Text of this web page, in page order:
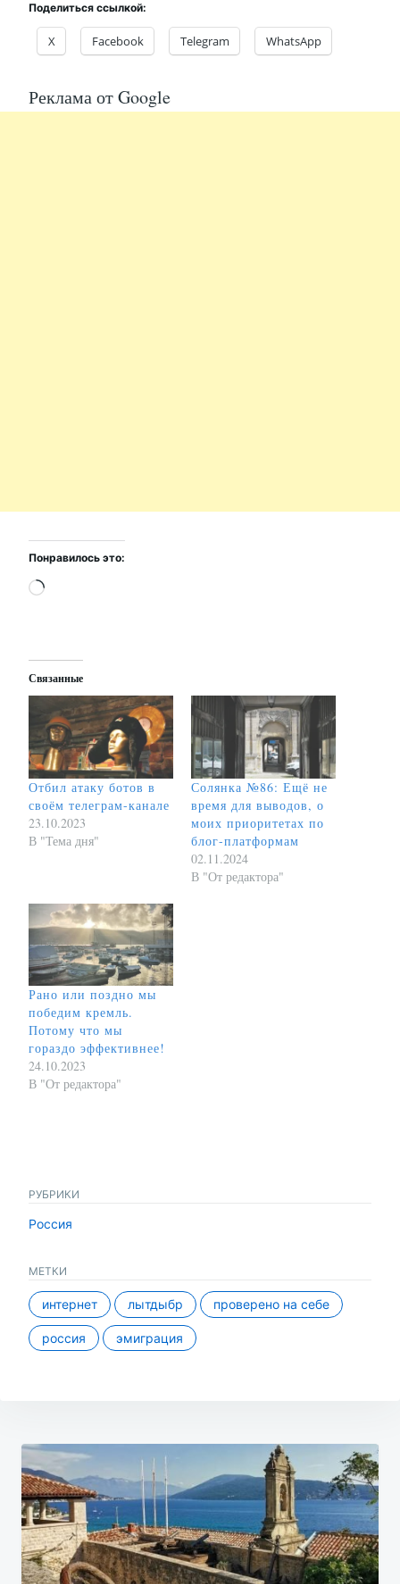
Поделиться ссылкой:
X Facebook Telegram WhatsApp
Реклама от Google
Понравилось это:
Загрузка…
Связанные
Отбил атаку ботов в
своём телеграм-канале
23.10.2023
В "Тема дня"
Солянка №86: Ещё не
время для выводов, о
моих приоритетах по
блог-платформам
02.11.2024
В "От редактора"
Рано или поздно мы
победим кремль.
Потому что мы
гораздо эффективнее!
24.10.2023
В "От редактора"
РУБРИКИ
Россия
МЕТКИ
интернет лытдыбр проверено на себе
россия эмиграция
Навигация
по
записям